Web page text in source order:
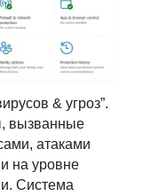
& угроз”.
вызванные
атаками
на уровне
Система